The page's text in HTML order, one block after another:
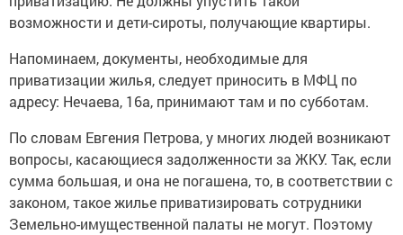
возможности и дети-сироты, получающие квартиры.
Напоминаем, документы, необходимые для
приватизации жилья, следует приносить в МФЦ по
адресу: Нечаева, 16а, принимают там и по субботам.
По словам Евгения Петрова, у многих людей возникают
вопросы, касающиеся задолженности за ЖКУ. Так, если
сумма большая, и она не погашена, то, в соответствии с
законом, такое жилье приватизировать сотрудники
Земельно-имущественной палаты не могут. Поэтому